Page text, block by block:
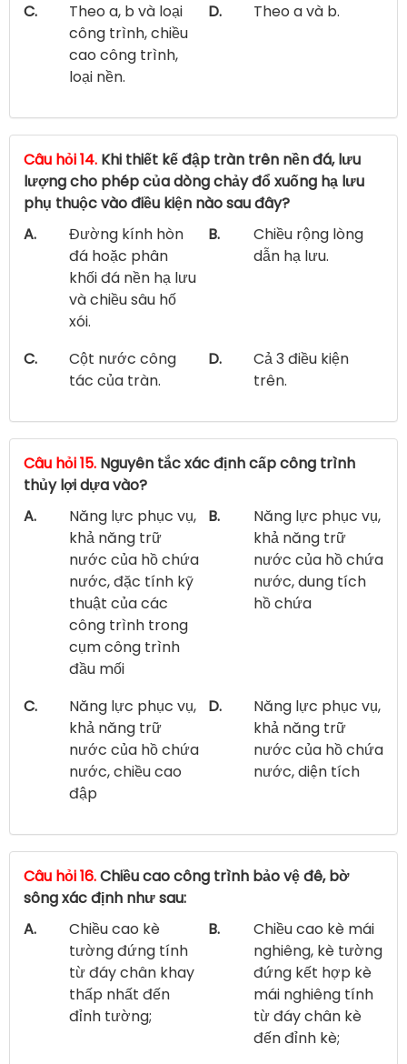
C.
Theo a, b và loại
công trình, chiều
cao công trình,
loại nền.
D. Theo a và b.
Câu hỏi 14. Khi thiết kế đập tràn trên nền đá, lưu
lượng cho phép của dòng chảy đổ xuống hạ lưu
phụ thuộc vào điều kiện nào sau đây?
A.
Đường kính hòn
đá hoặc phân
khối đá nền hạ lưu
và chiều sâu hố
xói.
B.
Chiều rộng lòng
dẫn hạ lưu.
C.
Cột nước công
tác của tràn.
D.
Cả 3 điều kiện
trên.
Câu hỏi 15. Nguyên tắc xác định cấp công trình
thủy lợi dựa vào?
A.
Năng lực phục vụ,
khả năng trữ
nước của hồ chứa
nước, đặc tính kỹ
thuật của các
công trình trong
cụm công trình
đầu mối
B.
Năng lực phục vụ,
khả năng trữ
nước của hồ chứa
nước, dung tích
hồ chứa
C.
Năng lực phục vụ,
khả năng trữ
nước của hồ chứa
nước, chiều cao
đập
D.
Năng lực phục vụ,
khả năng trữ
nước của hồ chứa
nước, diện tích
Câu hỏi 16.Chiều cao công trình bảo vệ đê, bờ
sông xác định như sau:
A.
Chiều cao kè
tường đứng tính
từ đáy chân khay
thấp nhất đến
đỉnh tường;
B.
Chiều cao kè mái
nghiêng, kè tường
đứng kết hợp kè
mái nghiêng tính
từ đáy chân kè
đến đỉnh kè;